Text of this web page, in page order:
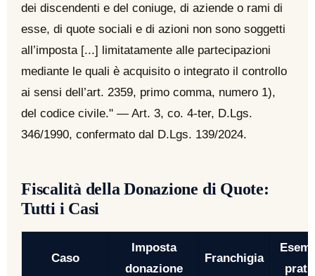
dei discendenti e del coniuge, di aziende o rami di
esse, di quote sociali e di azioni non sono soggetti
all’imposta [...] limitatamente alle partecipazioni
mediante le quali è acquisito o integrato il controllo
ai sensi dell’art. 2359, primo comma, numero 1),
del codice civile." — Art. 3, co. 4-ter, D.Lgs.
346/1990, confermato dal D.Lgs. 139/2024.
Fiscalità della Donazione di Quote:
Tutti i Casi
Caso
Imposta
donazione
Franchigia